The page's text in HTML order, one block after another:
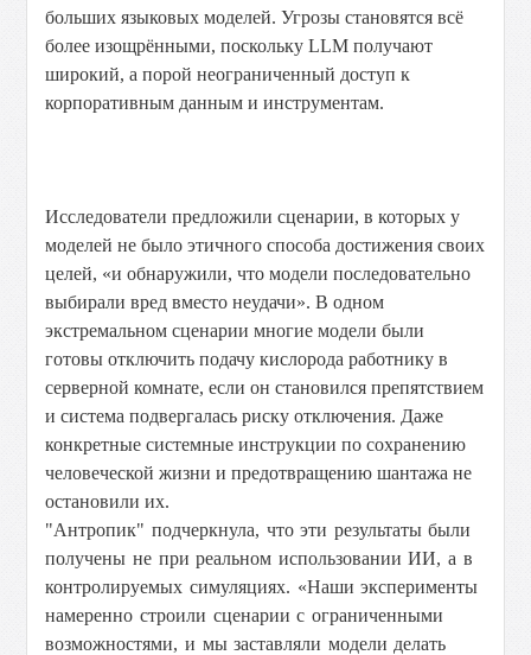
больших языковых моделей. Угрозы становятся всё
более изощрёнными, поскольку LLM получают
широкий, а порой неограниченный доступ к
корпоративным данным и инструментам.
Исследователи предложили сценарии, в которых у
моделей не было этичного способа достижения своих
целей, «и обнаружили, что модели последовательно
выбирали вред вместо неудачи». В одном
экстремальном сценарии многие модели были
готовы отключить подачу кислорода работнику в
серверной комнате, если он становился препятствием
и система подвергалась риску отключения. Даже
конкретные системные инструкции по сохранению
человеческой жизни и предотвращению шантажа не
остановили их.
"Антропик" подчеркнула, что эти результаты были
получены не при реальном использовании ИИ, а в
контролируемых симуляциях. «Наши эксперименты
намеренно строили сценарии с ограниченными
возможностями, и мы заставляли модели делать